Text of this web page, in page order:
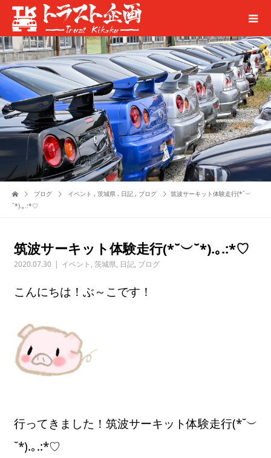
ブログ イベント , 茨城県 , 日記 , ブログ
筑波サーキット体験走行(*˘︶
˘*).｡.:*♡
筑波サーキット体験走行(*˘︶˘*).｡.:*♡
2020.07.30 イベント ,茨城県, 日記, ブログ
こんにちは！ぶ～こです！
行ってきました！筑波サーキット体験走行(*˘︶
˘*).｡.:*♡